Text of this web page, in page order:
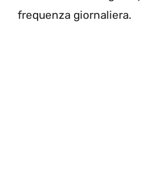
frequenza giornaliera.